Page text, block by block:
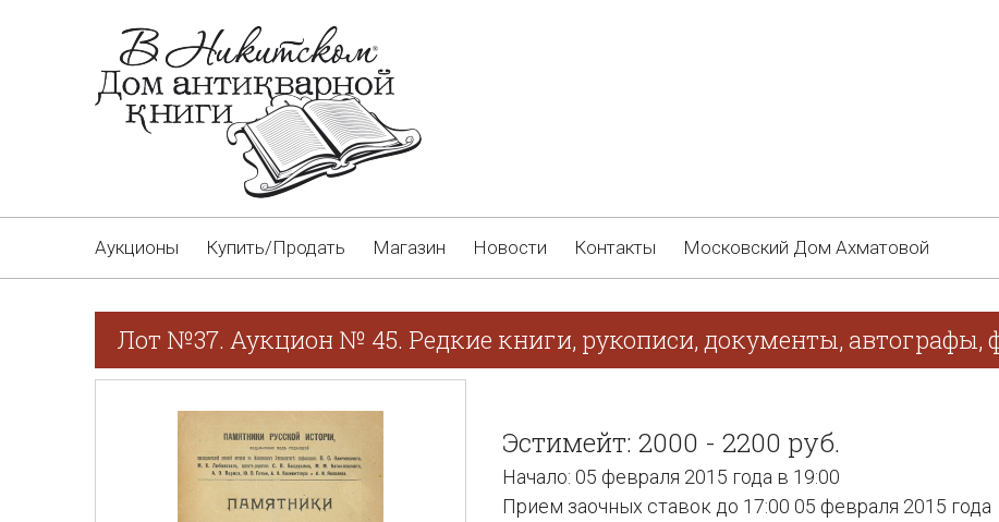
Аукционы Купить/Продать Магазин Новости Контакты Московский Дом Ахматовой
Лот №37. Аукцион № 45. Редкие книги, рукописи, документы, автографы,
Эстимейт: 2000 - 2200 руб.
Начало: 05 февраля 2015 года в 19:00
Прием заочных ставок до 17:00 05 февраля 2015 года